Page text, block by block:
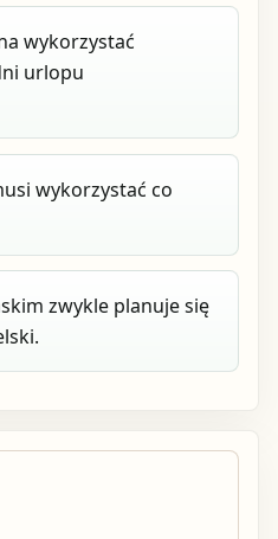
wykorzystać
urlopu
wykorzystać co
zwykle planuje się